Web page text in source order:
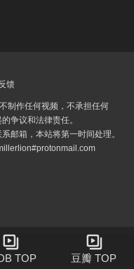
馈
制作任何视频，不承担任何
争议和法律责任。
邮箱，本站将第一时间处理。

TOP

豆瓣 TOP